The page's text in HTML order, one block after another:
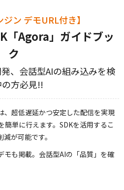
ジン デモURL付き】
「Agora」ガイドブッ
ク
、会話型AIの組み込みを検
方必見!!
超低遅延かつ安定した配信を実現
簡単に行えます。SDKを活用するこ
が可能です。
モも掲載。会話型AIの「品質」を確